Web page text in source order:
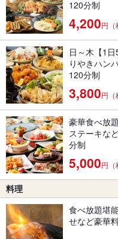
120分制
4,200円（
日～木【1
りやきハン
120分制
3,800円（
豪華食べ放
ステーキな
分制
5,000円（
料理
食べ放題堪
せなど豪華